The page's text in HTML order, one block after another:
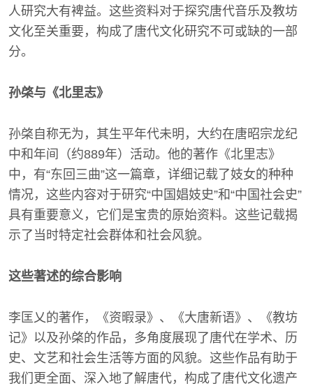
人研究大有裨益。这些资料对于探究唐代音乐及教坊
文化至关重要，构成了唐代文化研究不可或缺的一部
分。
孙棨与《北里志》
孙棨自称无为，其生平年代未明，大约在唐昭宗龙纪
中和年间（约889年）活动。他的著作《北里志》
中，有“东回三曲”这一篇章，详细记载了妓女的种种
情况，这些内容对于研究“中国娼妓史”和“中国社会史”
具有重要意义，它们是宝贵的原始资料。这些记载揭
示了当时特定社会群体和社会风貌。
这些著述的综合影响
李匡乂的著作，《资暇录》、《大唐新语》、《教坊
记》以及孙棨的作品，多角度展现了唐代在学术、历
史、文艺和社会生活等方面的风貌。这些作品有助于
我们更全面、深入地了解唐代，构成了唐代文化遗产